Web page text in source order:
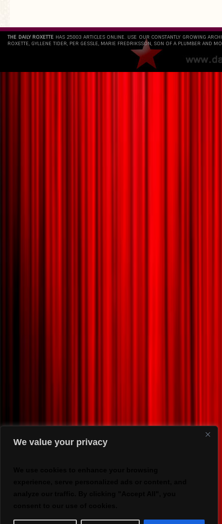
We value your privacy
THE DAILY ROXETTE HAS 25803 ARTICLES ONLINE. USE OUR CONSTANTLY GROWING
ROXETTE, GYLLENE TIDER, PER GESSLE, MARIE FREDRIKSSON, SON OF A PLUMBER AND